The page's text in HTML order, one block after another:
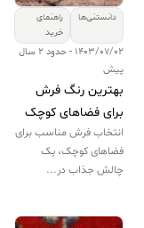
دانستنی‌ها
راهنمای
خرید
1403/07/02 - حدود 2 سال
پیش
بهترین رنگ فرش
برای فضاهای کوچک
انتخاب فرش مناسب برای
فضاهای کوچک، یک
چالش جذاب در...